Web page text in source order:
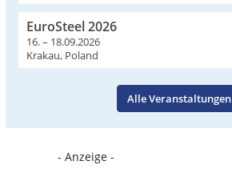
EuroSteel 2026
16. – 18.09.2026
Krakau, Poland
Alle Veranstaltungen
- Anzeige -